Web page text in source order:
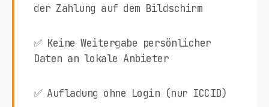
der Zahlung auf dem Bildschirm
✅ Keine Weitergabe persönlicher
Daten an lokale Anbieter
✅ Aufladung ohne Login (nur ICCID)